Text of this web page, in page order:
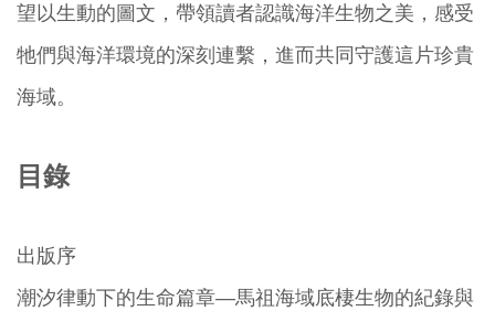
望以生動的圖文，帶領讀者認識海洋生物之美，感受
牠們與海洋環境的深刻連繫，進而共同守護這片珍貴
海域。
目錄
出版序
潮汐律動下的生命篇章—馬祖海域底棲生物的紀錄與